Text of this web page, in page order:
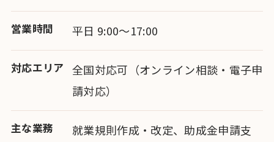
営業時間 平日 9:00〜17:00
対応エリア 全国対応可（オンライン相談・電子申
請対応）
主な業務
就業規則作成・改定、助成金申請支